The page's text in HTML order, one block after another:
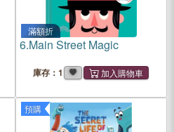
滿額折
6.Main Street Magic
庫存：1
預購